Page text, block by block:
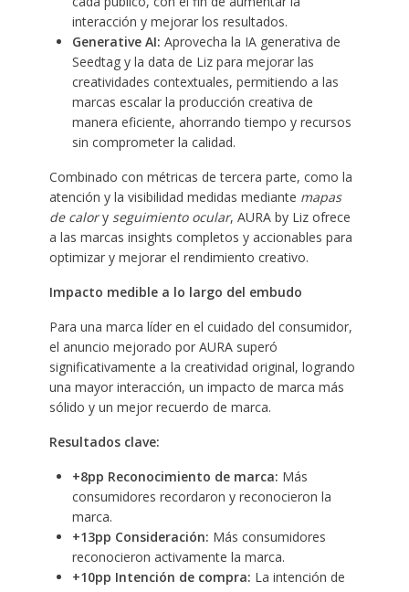
interacción y mejorar los resultados.
Generative AI: Aprovecha la IA generativa de
Seedtag y la data de Liz para mejorar las
creatividades contextuales, permitiendo a las
marcas escalar la producción creativa de
manera eficiente, ahorrando tiempo y recursos
sin comprometer la calidad.
Combinado con métricas de tercera parte, como la
atención y la visibilidad medidas mediante mapas
de calory seguimiento ocular, AURA by Liz ofrece
a las marcas insights completos y accionables para
optimizar y mejorar el rendimiento creativo.
Impacto medible a lo largo del embudo
Para una marca líder en el cuidado del consumidor,
el anuncio mejorado por AURA superó
significativamente a la creatividad original, logrando
una mayor interacción, un impacto de marca más
sólido y un mejor recuerdo de marca.
Resultados clave:
+8pp Reconocimiento de marca: Más
consumidores recordaron y reconocieron la
marca.
+13pp Consideración: Más consumidores
reconocieron activamente la marca.
+10pp Intención de compra: La intención de